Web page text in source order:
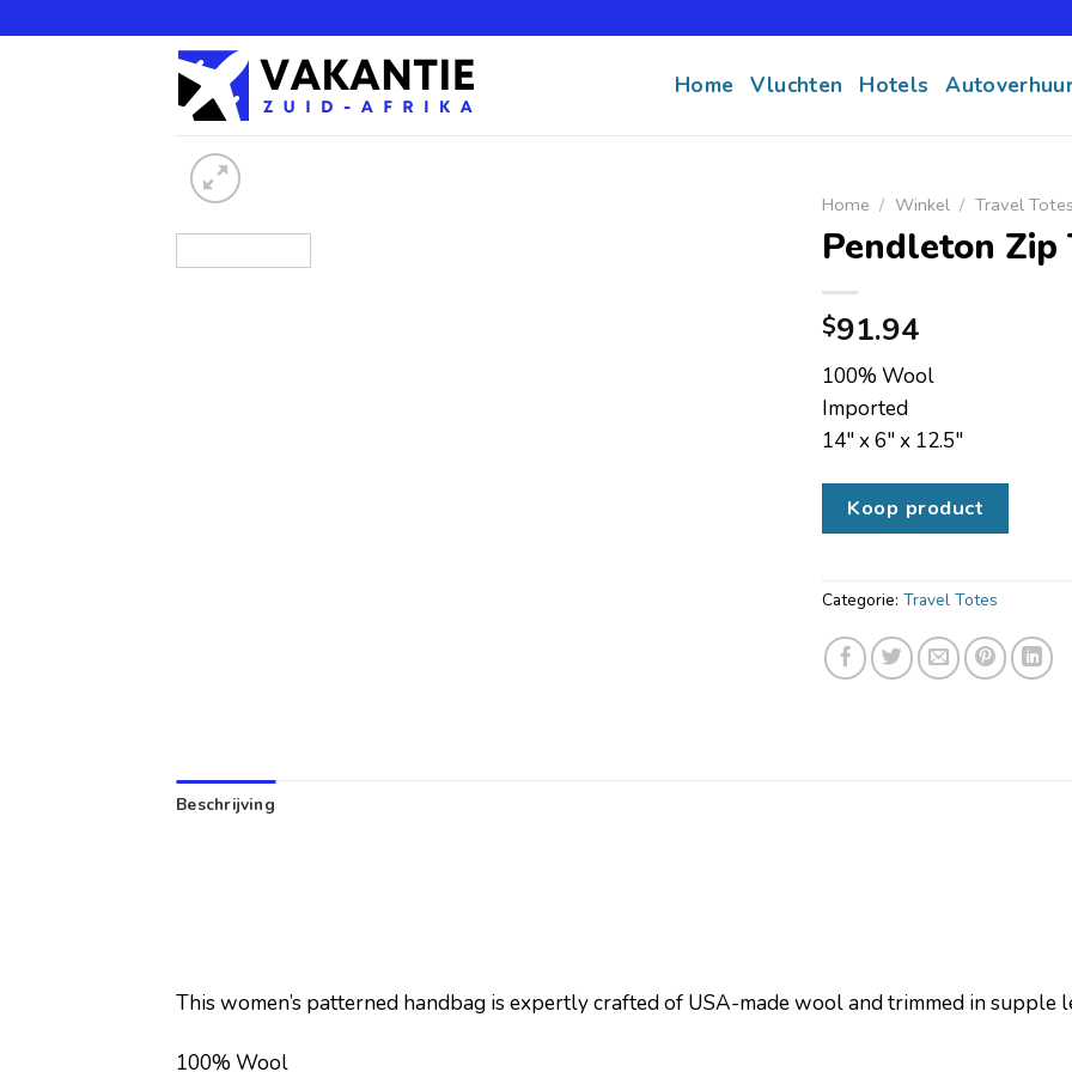
Home Vluchten Hotels
Home / Winkel / Travel Totes
Pendleton Zip
$91.94
100% Wool
Imported
14″ x 6″ x 12.5″
Koop product
Categorie: Travel Totes
Beschrijving
This women’s patterned handbag is expertly crafted of USA-made wool and trimmed in supple
100% Wool